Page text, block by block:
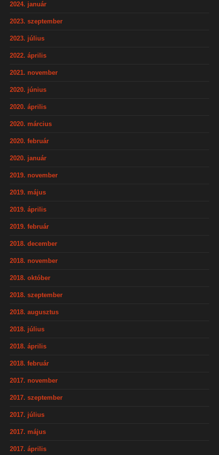
2024. január
2023. szeptember
2023. július
2022. április
2021. november
2020. június
2020. április
2020. március
2020. február
2020. január
2019. november
2019. május
2019. április
2019. február
2018. december
2018. november
2018. október
2018. szeptember
2018. augusztus
2018. július
2018. április
2018. február
2017. november
2017. szeptember
2017. július
2017. május
2017. április